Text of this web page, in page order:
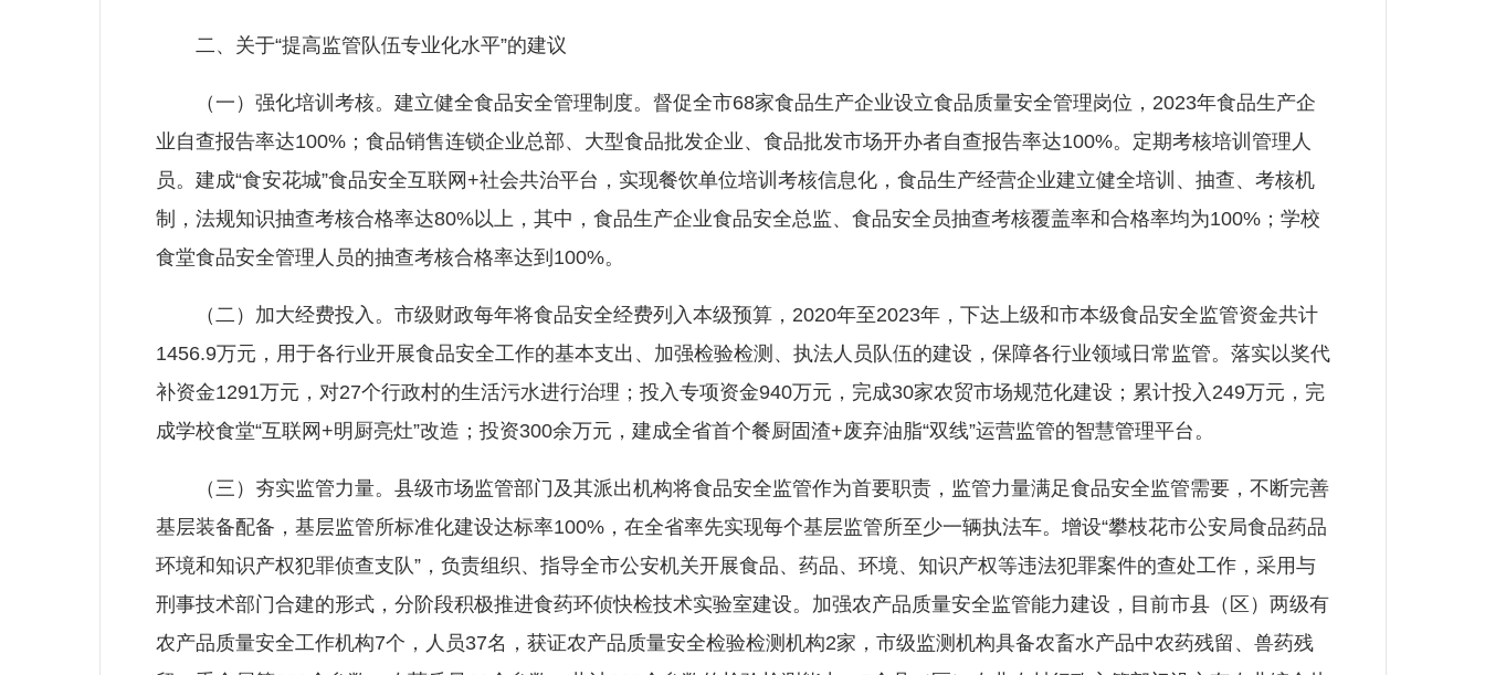
二、关于“提高监管队伍专业化水平”的建议
（一）强化培训考核。建立健全食品安全管理制度。督促全市68家食品生产企业设立食品质量安全管理岗位，2023年食品生产企
业自查报告率达100%；食品销售连锁企业总部、大型食品批发企业、食品批发市场开办者自查报告率达100%。定期考核培训管理人
员。建成“食安花城”食品安全互联网+社会共治平台，实现餐饮单位培训考核信息化，食品生产经营企业建立健全培训、抽查、考核机
制，法规知识抽查考核合格率达80%以上，其中，食品生产企业食品安全总监、食品安全员抽查考核覆盖率和合格率均为100%；学校
食堂食品安全管理人员的抽查考核合格率达到100%。
（二）加大经费投入。市级财政每年将食品安全经费列入本级预算，2020年至2023年，下达上级和市本级食品安全监管资金共计
1456.9万元，用于各行业开展食品安全工作的基本支出、加强检验检测、执法人员队伍的建设，保障各行业领域日常监管。落实以奖代
补资金1291万元，对27个行政村的生活污水进行治理；投入专项资金940万元，完成30家农贸市场规范化建设；累计投入249万元，完
成学校食堂“互联网+明厨亮灶”改造；投资300余万元，建成全省首个餐厨固渣+废弃油脂“双线”运营监管的智慧管理平台。
（三）夯实监管力量。县级市场监管部门及其派出机构将食品安全监管作为首要职责，监管力量满足食品安全监管需要，不断完善
基层装备配备，基层监管所标准化建设达标率100%，在全省率先实现每个基层监管所至少一辆执法车。增设“攀枝花市公安局食品药品
环境和知识产权犯罪侦查支队”，负责组织、指导全市公安机关开展食品、药品、环境、知识产权等违法犯罪案件的查处工作，采用与
刑事技术部门合建的形式，分阶段积极推进食药环侦快检技术实验室建设。加强农产品质量安全监管能力建设，目前市县（区）两级有
农产品质量安全工作机构7个，人员37名，获证农产品质量安全检验检测机构2家，市级监测机构具备农畜水产品中农药残留、兽药残